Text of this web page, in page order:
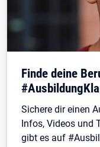
Finde deine
Sichere dir einen
Infos, Videos und
gibt es auf